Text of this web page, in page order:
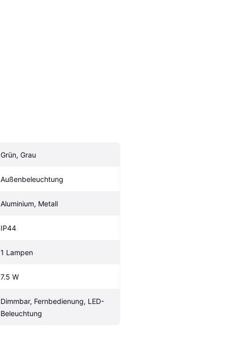
Grün, Grau
Außenbeleuchtung
Aluminium, Metall
IP44
1 Lampen
7.5 W
Dimmbar, Fernbedienung, LED-
Beleuchtung